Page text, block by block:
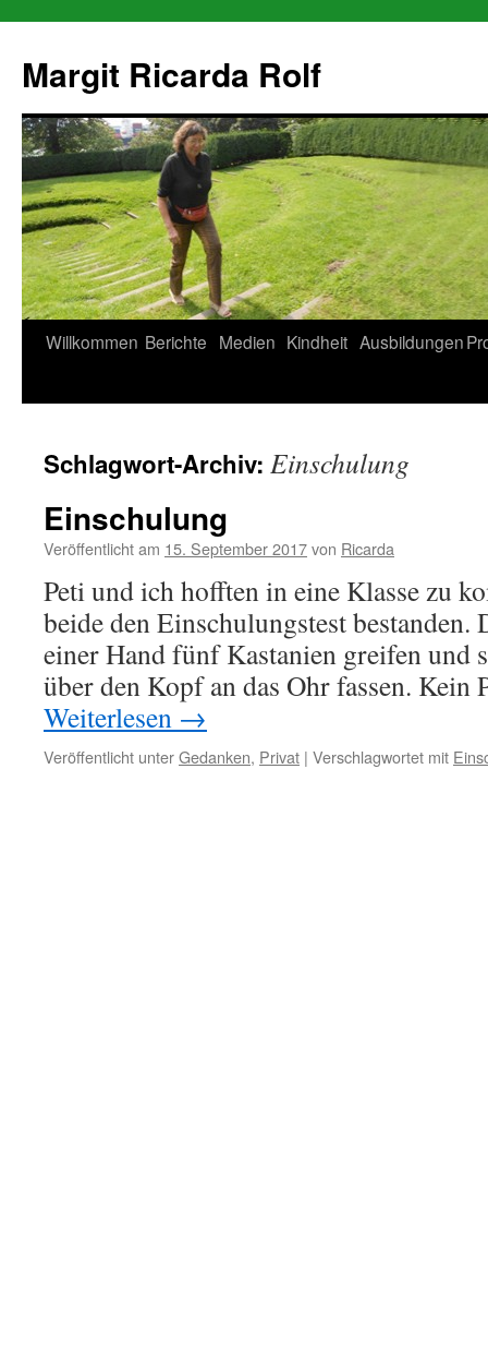
springen
Margit Ricarda Rolf
Willkommen Berichte Medien Kindheit Ausbildungen
Schlagwort-Archiv: Einschulung
Einschulung
Veröffentlicht am 15. September 2017von Ricarda
Peti und ich hofften in eine Klasse zu
beide den Einschulungstest bestanden.
einer Hand fünf Kastanien greifen und
über den Kopf an das Ohr fassen.
Weiterlesen →
Veröffentlicht unterGedanken, Privat | Verschlagwortet mit